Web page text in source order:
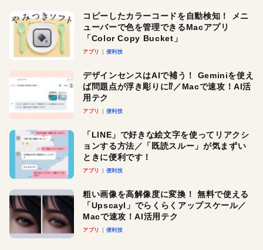
コピーしたカラーコードを自動検知！ メニ
ューバーで色を管理できるMacアプリ
「Color Copy Bucket」
アプリ 便利技
デザインセンスはAIで補う！ Geminiを使え
ば問題点が浮き彫りに⁉︎／Macで速攻！AI活
用テク
アプリ 便利技
「LINE」で好きな絵文字を使ってリアクシ
ョンする方法／「既読スルー」が気まずい
ときに便利です！
アプリ 便利技
粗い画像を高解像度に変換！ 無料で使える
「Upscayl」でらくらくアップスケール／
Macで速攻！AI活用テク
アプリ 便利技